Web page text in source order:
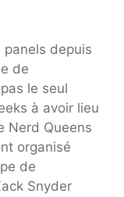
depuis
de
le seul
à avoir lieu
Nerd Queens
organisé
de
Snyder